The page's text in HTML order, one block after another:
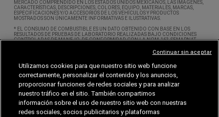
MERCADO COMPRENDIDO EN LOS ESTADOS UNIDOS MEXICANOS, LAS IMÁGENES,
CARACTERÍSTICAS, DESCRIPCIONES, COLORES, EQUIPO, MATERIALES, MARCAS,
ESPECIFICACIONES Y/O ACCESORIOS DE LOS VEHÍCULOS Y PRODUCTOS
MOSTRADOS SON ÚNICAMENTE INFORMATIVAS E ILUSTRATIVAS.
* EL CONSUMO DE COMBUSTIBLE ES UN DATO OBTENIDO CON BASE EN LOS
RESULTADOS DE PRUEBAS DE LABORATORIO REALIZADAS BAJO CONDICIONES
CONTROLADAS DE MANEJO, DE CONFORMIDAD CON LA NOM-163-SEMARNAT-
AQUELLAS SUJETAS A VARIABLES QUE PUEDAN AFECTAR EL RENDIMIENTO DE
COMBUSTIBLE TALES COMO LA ALTITUD, LA TEMPERATURA AMBIENTE,
ESTE SITIO OBTIENE DATOS PERSONALES A TRAVÉS DE COOKIES Y WEB BEACONS. SI
DESEA SABER MÁS ACERCA DE CÓMO PODRÍA INHABILITAR LAS COOKIES, POR
FAVOR CONSULTE NUESTRO ÚLTIMO AVISO DE PRIVACIDAD. ASIMISMO LE
RECOMENDAMOS REVISAR LAS ACTUALIZACIONES REALIZADAS A NUESTRO AVISO
DE PRIVACIDAD PUBLICADAS EL DÍA 1 DE MARZO DE 2026.
© 2026 STELLANTIS MÉXICO, S.A. DE C.V. TODOS LOS DERECHOS RESERVADOS.
CHRYSLER®, DODGE®, JEEP®, RAM® Y MOPAR® SON MARCAS REGISTRADAS DE FCA
US LLC. LAS MARCAS ALFA ROMEO® Y FIAT® SON MARCAS REGISTRADAS BAJO
Utilizamos cookies para que nuestro sitio web funcione
correctamente, personalizar el contenido y los anuncios,
proporcionar funciones de redes sociales y para analizar
nuestro tráfico en el sitio. También compartimos
información sobre el uso de nuestro sitio web con nuestras
redes sociales, socios publicitarios y plataformas
Continuar sin aceptar